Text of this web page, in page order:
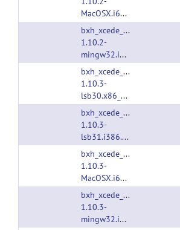
MacOSX.i686.tgz
bxh_xcede_tools-
1.10.2-
mingw32.i386.tgz
bxh_xcede_tools-
1.10.3-
lsb30.x86_64.tgz
bxh_xcede_tools-
1.10.3-
lsb31.i386.tgz
bxh_xcede_tools-
1.10.3-
MacOSX.i686.tgz
bxh_xcede_tools-
1.10.3-
mingw32.i386.tgz